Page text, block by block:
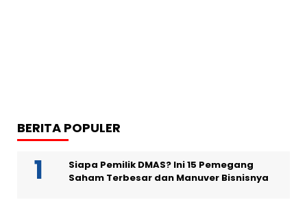
BERITA POPULER
Siapa Pemilik DMAS? Ini 15 Pemegang
Saham Terbesar dan Manuver Bisnisnya